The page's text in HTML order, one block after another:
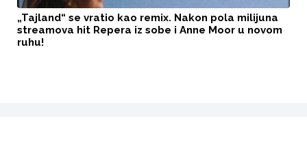
„Tajland“ se vratio kao remix. Nakon pola milijuna
streamova hit Repera iz sobe i Anne Moor u novom
ruhu!